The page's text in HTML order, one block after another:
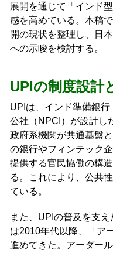
展開を通じて「インド
感を高めている。本稿
開の現状を整理し、日
への示唆を検討する。
UPIの制度設計
UPIは、インド準備銀
公社（NPCI）が設計し
政府系機関が共通基盤
の銀行やフィンテック
提供する官民協働の構
る。これにより、公共
ている。
また、UPIの普及を支
は2010年代以降、「ア
進めてきた。アーダー